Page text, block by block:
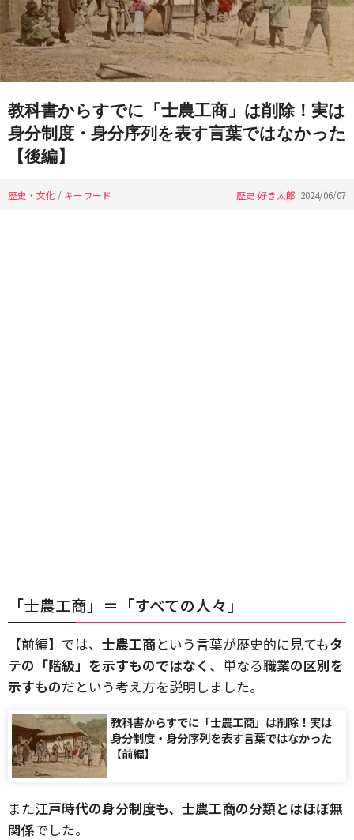
教科書からすでに「士農工商」は削除！実は
身分制度・身分序列を表す言葉ではなかった
【後編】
歴史・文化 / キーワード 歴史 好き太郎 2024/06/07
「士農工商」＝「すべての人々」
【前編】では、 士農工商という言葉が歴史的に見てもタ
テの「階級」を示すものではなく、 単なる職業の区別を
示すものだという考え方を説明しました。
教科書からすでに「士農工商」は削除！実は
身分制度・身分序列を表す言葉ではなかった
【前編】
また江戸時代の身分制度も、士農工商の分類とはほぼ無
関係でした。